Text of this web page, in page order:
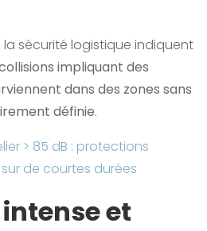
la sécurité logistique indiquent
impliquant des
dans des zones sans
définie.
> 85 dB : protections
de courtes durées
et